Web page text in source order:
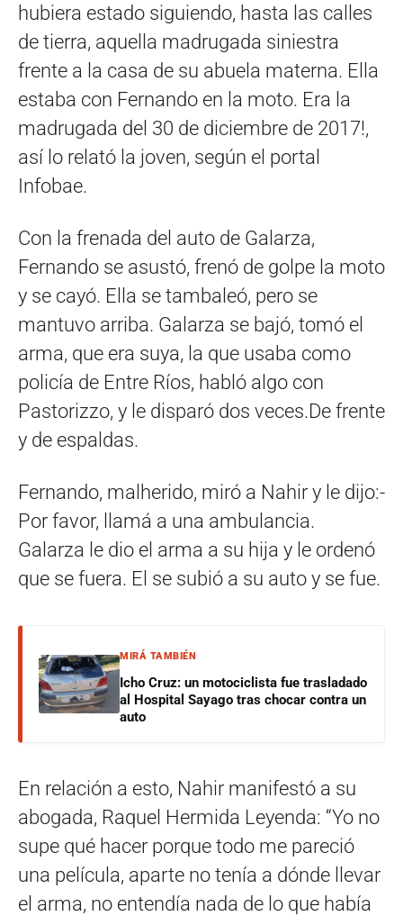
hubiera estado siguiendo, hasta las calles
de tierra, aquella madrugada siniestra
frente a la casa de su abuela materna. Ella
estaba con Fernando en la moto. Era la
madrugada del 30 de diciembre de 2017!,
así lo relató la joven, según el portal
Infobae.
Con la frenada del auto de Galarza,
Fernando se asustó, frenó de golpe la moto
y se cayó. Ella se tambaleó, pero se
mantuvo arriba. Galarza se bajó, tomó el
arma, que era suya, la que usaba como
policía de Entre Ríos, habló algo con
Pastorizzo, y le disparó dos veces.De frente
y de espaldas.
Fernando, malherido, miró a Nahir y le dijo:-
Por favor, llamá a una ambulancia.
Galarza le dio el arma a su hija y le ordenó
que se fuera. El se subió a su auto y se fue.
MIRÁ TAMBIÉN
Icho Cruz: un motociclista fue trasladado
al Hospital Sayago tras chocar contra un
auto
En relación a esto, Nahir manifestó a su
abogada, Raquel Hermida Leyenda: “Yo no
supe qué hacer porque todo me pareció
una película, aparte no tenía a dónde llevar
el arma, no entendía nada de lo que había